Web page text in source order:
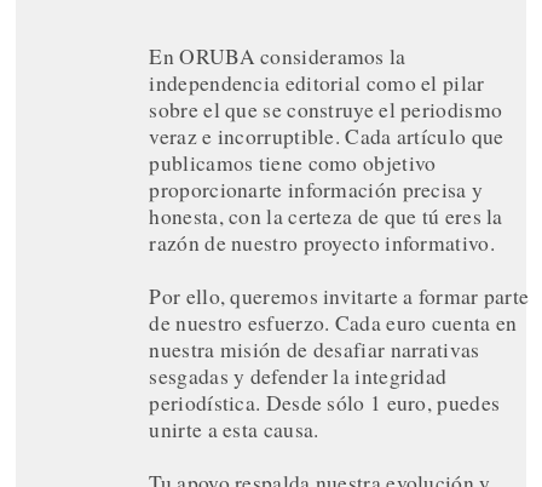
En ORUBA consideramos la
independencia editorial como el pilar
sobre el que se construye el periodismo
veraz e incorruptible. Cada artículo que
publicamos tiene como objetivo
proporcionarte información precisa y
honesta, con la certeza de que tú eres la
razón de nuestro proyecto informativo.
Por ello, queremos invitarte a formar parte
de nuestro esfuerzo. Cada euro cuenta en
nuestra misión de desafiar narrativas
sesgadas y defender la integridad
periodística. Desde sólo 1 euro, puedes
unirte a esta causa.